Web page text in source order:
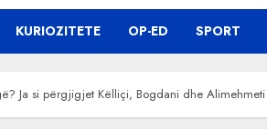
KURIOZITETE OP-ED SPORT
Ja si përgjigjet Këlliçi, Bogdani dhe Alimehmeti